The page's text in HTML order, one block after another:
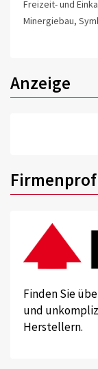
Freizeit- und
Minergiebau,
Anzeige
Finden Sie
und
Herstellern.